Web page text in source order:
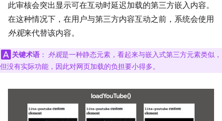
此审核会突出显示可在互动时延迟加载的第三方嵌入内容。
在这种情况下，在用户与第三方内容互动之前，系统会使用
外观来代替该内容。
关键术语 ： 外观是一种静态元素，看起来与嵌入式第三方元素类似，
但没有实际功能，因此对网页加载的负担要小得多。